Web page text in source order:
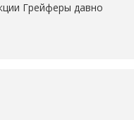
Грейферы давно